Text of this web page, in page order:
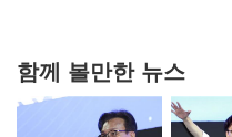
함께 볼만한 뉴스